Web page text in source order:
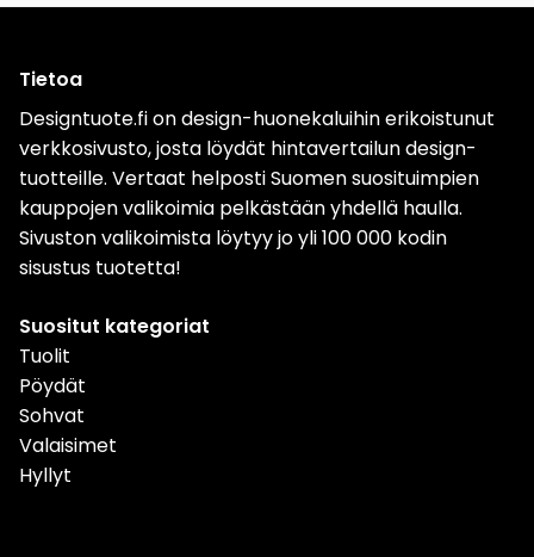
Tietoa
Designtuote.fi on design-huonekaluihin erikoistunut
verkkosivusto, josta löydät hintavertailun design-
tuotteille. Vertaat helposti Suomen suosituimpien
kauppojen valikoimia pelkästään yhdellä haulla.
Sivuston valikoimista löytyy jo yli 100 000 kodin
sisustus tuotetta!
Suositut kategoriat
Tuolit
Pöydät
Sohvat
Valaisimet
Hyllyt